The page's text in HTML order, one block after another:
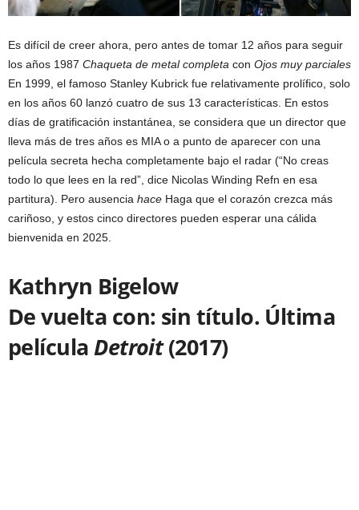
Es difícil de creer ahora, pero antes de tomar 12 años para seguir
los años 1987 Chaqueta de metal completa con Ojos muy parciales
En 1999, el famoso Stanley Kubrick fue relativamente prolífico, solo
en los años 60 lanzó cuatro de sus 13 características. En estos
días de gratificación instantánea, se considera que un director que
lleva más de tres años es MIA o a punto de aparecer con una
película secreta hecha completamente bajo el radar (“No creas
todo lo que lees en la red”, dice Nicolas Winding Refn en esa
partitura). Pero ausencia hace Haga que el corazón crezca más
cariñoso, y estos cinco directores pueden esperar una cálida
bienvenida en 2025.
Kathryn Bigelow
De vuelta con: sin título. Última
películaDetroit(2017)